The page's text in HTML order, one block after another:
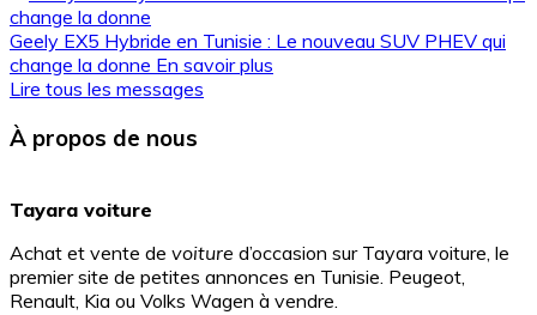
Geely EX5 Hybride en Tunisie : Le nouveau SUV PHEV qui
change la donne En savoir plus
Lire tous les messages
À propos de nous
Tayara voiture
Achat et vente de voiture d’occasion sur Tayara voiture, le
premier site de petites annonces en Tunisie. Peugeot,
Renault, Kia ou Volks Wagen à vendre.